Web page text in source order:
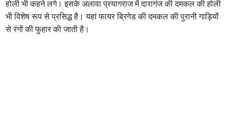
होली भी कहने लगे। इसके अलावा प्रयागराज में दारागंज की दमकल की होली
भी विशेष रूप से प्रसिद्ध है। यहां फायर ब्रिगेड की दमकल की पुरानी गाड़ियों
से रंगों की फुहार की जाती है।